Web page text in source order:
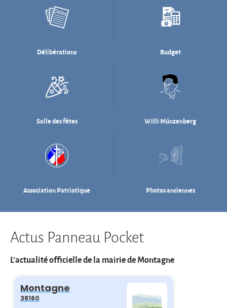
Salle des fêtes Willi Münzenberg
Association Patriotique Photos anciennes
Actus Panneau Pocket
L'actualité officielle de la mairie de Montagne